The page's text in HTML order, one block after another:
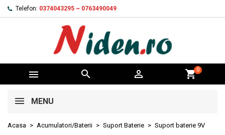
Telefon: 0374043295 ~ 0763490049
   shopping_cart0
MENU
Acasa Acumulatori/Baterii Suport Baterie Suport baterie 9V